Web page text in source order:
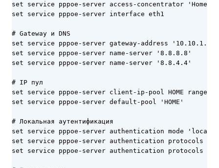
set service pppoe-server access-concentrator
set service pppoe-server interface eth1
# Gateway и DNS
set service pppoe-server gateway-address '10.10.1.1'
set service pppoe-server name-server '8.8.8.8'
set service pppoe-server name-server '8.8.4.4'
# IP пул
set service pppoe-server client-ip-pool HOME range
set service pppoe-server default-pool 'HOME'
# Локальная аутентификация
set service pppoe-server authentication mode 'local'
set service pppoe-server authentication protocols
set service pppoe-server authentication protocols